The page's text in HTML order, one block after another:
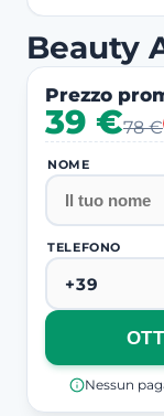
Beauty
Prezzo
39 €78 €
NOME
TELEFONO
Nessun